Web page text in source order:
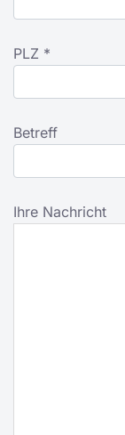
PLZ *
Betreff
Ihre Nachricht